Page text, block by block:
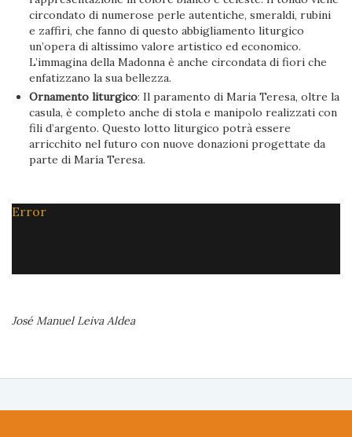
circondato di numerose perle autentiche, smeraldi, rubini
e zaffiri, che fanno di questo abbigliamento liturgico
un’opera di altissimo valore artistico ed economico.
L’immagina della Madonna è anche circondata di fiori che
enfatizzano la sua bellezza.
Ornamento liturgico: Il paramento di Maria Teresa, oltre la
casula, è completo anche di stola e manipolo realizzati con
fili d’argento. Questo lotto liturgico potrà essere
arricchito nel futuro con nuove donazioni progettate da
parte di María Teresa.
Error
José Manuel Leiva Aldea